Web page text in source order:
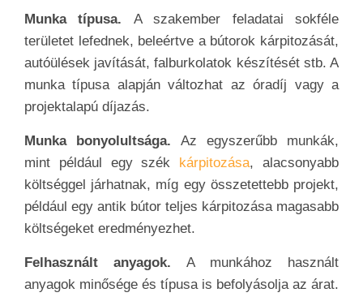
Munka típusa. A szakember feladatai sokféle
területet lefednek, beleértve a bútorok kárpitozását,
autóülések javítását, falburkolatok készítését stb. A
munka típusa alapján változhat az óradíj vagy a
projektalapú díjazás.
Munka bonyolultsága. Az egyszerűbb munkák,
mint például egy szék kárpitozása, alacsonyabb
költséggel járhatnak, míg egy összetettebb projekt,
például egy antik bútor teljes kárpitozása magasabb
költségeket eredményezhet.
Felhasznált anyagok. A munkához használt
anyagok minősége és típusa is befolyásolja az árat.